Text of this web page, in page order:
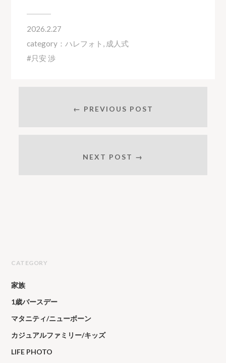
2026.2.27
category： ハレフォト , 成人式
只安 渉
← PREVIOUS POST
NEXT POST →
CATEGORY
家族
1歳バースデー
マタニティ/ニューボーン
カジュアルファミリー/キッズ
LIFE PHOTO